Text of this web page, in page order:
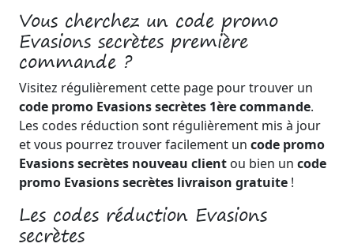
Vous cherchez un code promo
Evasions secrètes première
commande ?
Visitez régulièrement cette page pour trouver un
code promo Evasions secrètes 1ère commande.
Les codes réduction sont régulièrement mis à jour
et vous pourrez trouver facilement un code promo
Evasions secrètes nouveau client ou bien un code
promo Evasions secrètes livraison gratuite !
Les codes réduction Evasions
secrètes